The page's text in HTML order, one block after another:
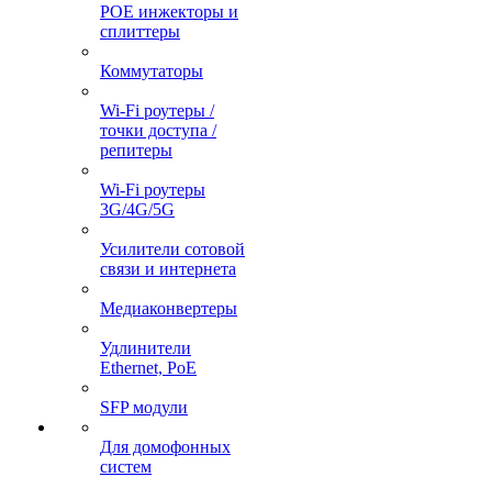
POE инжекторы и
сплиттеры
Коммутаторы
Wi-Fi роутеры /
точки доступа /
репитеры
Wi-Fi роутеры
3G/4G/5G
Усилители сотовой
связи и интернета
Медиаконвертеры
Удлинители
Ethernet, PoE
SFP модули
Для домофонных
систем